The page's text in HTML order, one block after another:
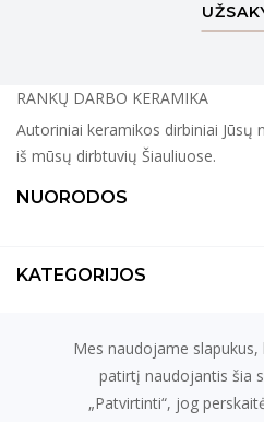
RANKŲ DARBO KERAMIKA
Autoriniai keramikos dirbiniai
iš mūsų dirbtuvių Šiauliuose.
NUORODOS
KATEGORIJOS
KONTAKTAIMes naudojame
patirtį naudojantis šia
„Patvirtinti“, jog